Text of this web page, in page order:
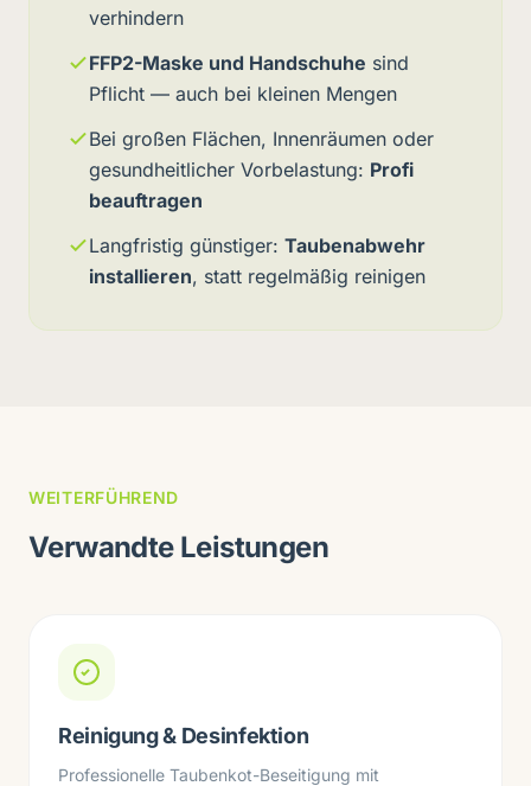
verhindern
FFP2-Maske und Handschuhe sind
Pflicht — auch bei kleinen Mengen
Bei großen Flächen, Innenräumen oder
gesundheitlicher Vorbelastung: Profi
beauftragen
Langfristig günstiger: Taubenabwehr
installieren, statt regelmäßig reinigen
WEITERFÜHREND
Verwandte Leistungen
Reinigung & Desinfektion
Professionelle Taubenkot-Beseitigung mit